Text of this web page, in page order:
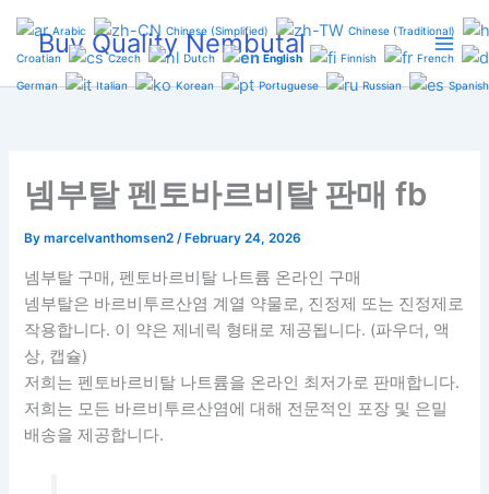
content
Buy Quality Nembutal
넴부탈 펜토바르비탈 판매 fb
Bymarcelvanthomsen2/ February 24, 2026
넴부탈 구매, 펜토바르비탈 나트륨 온라인 구매
넴부탈은 바르비투르산염 계열 약물로, 진정제 또는 진정제로
작용합니다. 이 약은 제네릭 형태로 제공됩니다. (파우더, 액
상, 캡슐)
저희는 펜토바르비탈 나트륨을 온라인 최저가로 판매합니다.
저희는 모든 바르비투르산염에 대해 전문적인 포장 및 은밀
배송을 제공합니다.
Arabic Chinese (Simplified) Chinese (Traditional)
Croatian Czech Dutch English Finnish French
German Italian Korean Portuguese Russian Spanish